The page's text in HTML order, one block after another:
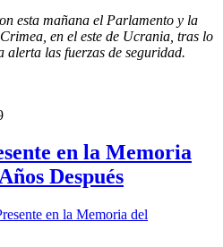
esta mañana el Parlamento y la
en el este de Ucrania, tras lo
alerta las fuerzas de seguridad.
en la Memoria
Después